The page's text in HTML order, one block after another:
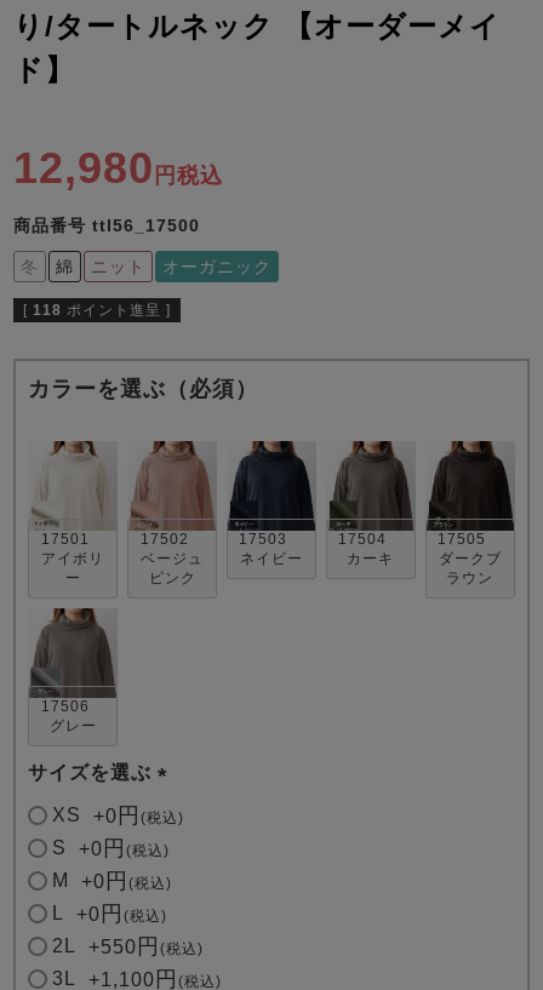
すべての季節のパジャマ一覧はこちら
ガールズ 上着
ガールズ
売れ筋ランキング
- Item Ranking -
新着商品
すべてのデザインのパジャマ一覧はこちら
り/タートルネック 【オーダーメイ
ド】
12,980 税込
商品番号 ttl56_17500
冬 綿 ニット オーガニック
[ 118 ポイント進呈 ]
カラーを選ぶ（必須）
17501
アイボリ
ー
17502
ベージュ
ピンク
17503
ネイビー
17504
カーキ
17505
ダークブ
ラウン
17506
グレー
サイズを選ぶ
(
)
XS +0 税込
S +0 税込
M +0 税込
+0 税込
2L +550 税込
3L +1,100 税込